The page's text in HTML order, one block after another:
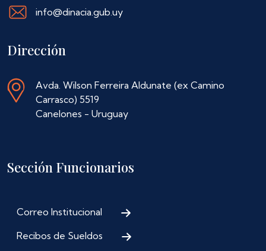
info@dinacia.gub.uy
Dirección
Avda. Wilson Ferreira Aldunate (ex Camino
Carrasco) 5519
Canelones - Uruguay
Sección Funcionarios
Correo Institucional
Recibos de Sueldos